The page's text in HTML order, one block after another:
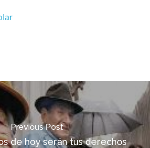
Previous Post
de hoy serán tus derechos